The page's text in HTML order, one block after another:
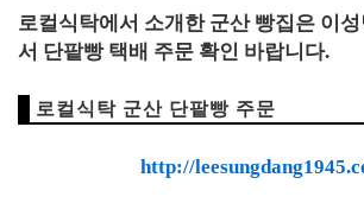
로컬식탁에서 소개한 군산 빵집은 이성
서 단팥빵 택배 주문 확인 바랍니다.
로컬식탁 군산 단팥빵 주문
http://